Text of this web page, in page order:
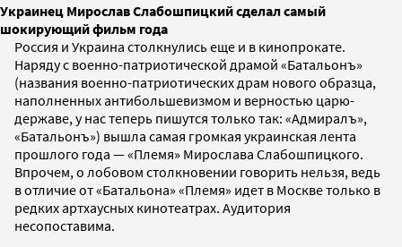
Украинец Мирослав Слабошпицкий сделал самый
шокирующий фильм года
Россия и Украина столкнулись еще и в кинопрокате.
Наряду с военно-патриотической драмой «Батальонъ»
(названия военно-патриотических драм нового образца,
наполненных антибольшевизмом и верностью царю-
державе, у нас теперь пишутся только так: «Адмиралъ»,
«Батальонъ») вышла самая громкая украинская лента
прошлого года — «Племя» Мирослава Слабошпицкого.
Впрочем, о лобовом столкновении говорить нельзя, ведь
в отличие от «Батальона» «Племя» идет в Москве только в
редких артхаусных кинотеатрах. Аудитория
несопоставима.